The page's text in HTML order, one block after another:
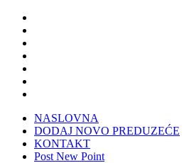
NASLOVNA
DODAJ NOVO PREDUZEĆE
KONTAKT
Post New Point